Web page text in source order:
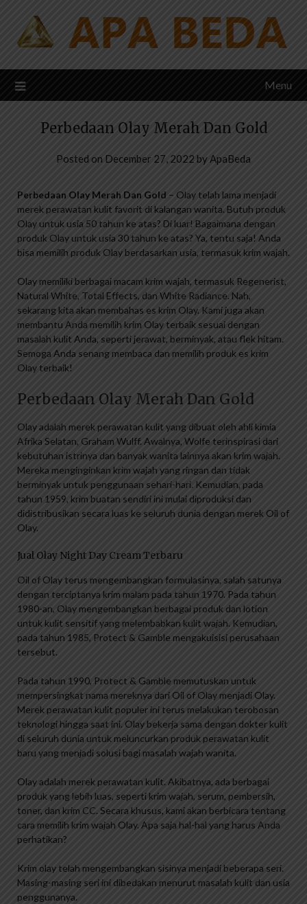
content
Menu
Perbedaan Olay Merah Dan Gold
Posted on December 27, 2022 byApaBeda
Perbedaan Olay Merah Dan Gold – Olay telah lama menjadi
merek perawatan kulit favorit di kalangan wanita. Butuh produk
Olay untuk usia 50 tahun ke atas? Di luar! Bagaimana dengan
produk Olay untuk usia 30 tahun ke atas? Ya, tentu saja! Anda
bisa memilih produk Olay berdasarkan usia, termasuk krim wajah.
Olay memiliki berbagai macam krim wajah, termasuk Regenerist,
Natural White, Total Effects, dan White Radiance. Nah,
sekarang kita akan membahas es krim Olay. Kami juga akan
membantu Anda memilih krim Olay terbaik sesuai dengan
masalah kulit Anda, seperti jerawat, berminyak, atau flek hitam.
Semoga Anda senang membaca dan memilih produk es krim
Olay terbaik!
Perbedaan Olay Merah Dan Gold
Olay adalah merek perawatan kulit yang dibuat oleh ahli kimia
Afrika Selatan, Graham Wulff. Awalnya, Wolfe terinspirasi dari
kebutuhan istrinya dan banyak wanita lainnya akan krim wajah.
Mereka menginginkan krim wajah yang ringan dan tidak
berminyak untuk penggunaan sehari-hari. Kemudian, pada
tahun 1959, krim buatan sendiri ini mulai diproduksi dan
didistribusikan secara luas ke seluruh dunia dengan merek Oil of
Olay.
Jual Olay Night Day Cream Terbaru
Oil of Olay terus mengembangkan formulasinya, salah satunya
dengan terciptanya krim malam pada tahun 1970. Pada tahun
1980-an, Olay mengembangkan berbagai produk dan lotion
untuk kulit sensitif yang melembabkan kulit wajah. Kemudian,
pada tahun 1985, Protect & Gamble mengakuisisi perusahaan
tersebut.
Pada tahun 1990, Protect & Gamble memutuskan untuk
mempersingkat nama mereknya dari Oil of Olay menjadi Olay.
Merek perawatan kulit populer ini terus melakukan terobosan
teknologi hingga saat ini. Olay bekerja sama dengan dokter kulit
di seluruh dunia untuk meluncurkan produk perawatan kulit
baru yang menjadi solusi bagi masalah wajah wanita.
Olay adalah merek perawatan kulit. Akibatnya, ada berbagai
produk yang lebih luas, seperti krim wajah, serum, pembersih,
toner, dan krim CC. Secara khusus, kami akan berbicara tentang
cara memilih krim wajah Olay. Apa saja hal-hal yang harus Anda
perhatikan?
Krim olay telah mengembangkan sisinya menjadi beberapa seri.
Masing-masing seri ini dibedakan menurut masalah kulit dan usia
penggunanya.